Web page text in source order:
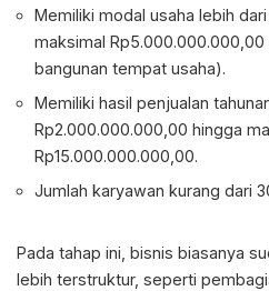
Memiliki modal usaha lebih
maksimal
bangunan tempat usaha).
Memiliki hasil penjualan
Rp2.000.000.000,00 hingga
Rp15.000.000.000,00.
Jumlah karyawan kurang dari
Pada tahap ini, bisnis biasanya
lebih terstruktur, seperti